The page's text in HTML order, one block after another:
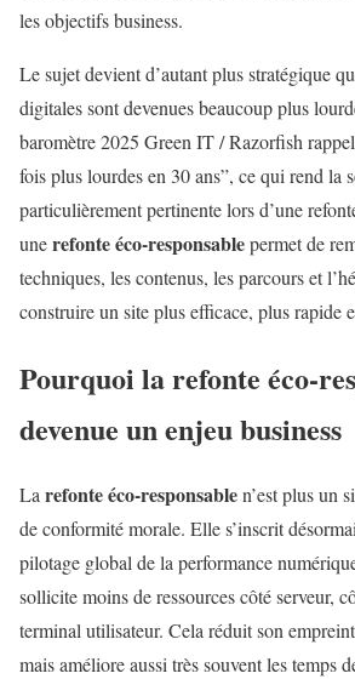
les objectifs business.
Le sujet devient d’autant plus stratégique
digitales sont devenues beaucoup plus
baromètre 2025 Green IT / Razorfish
fois plus lourdes en 30 ans”, ce qui rend la
particulièrement pertinente lors d’une
unerefonte éco-responsablepermet de
techniques, les contenus, les parcours et
construire un site plus efficace, plus rapide
Pourquoi larefonte éco-
devenue un enjeu business
Larefonte éco-responsablen’est plus un
de conformité morale. Elle s’inscrit
pilotage global de la performance
sollicite moins de ressources côté serveur,
terminal utilisateur. Cela réduit son
mais améliore aussi très souvent les temps